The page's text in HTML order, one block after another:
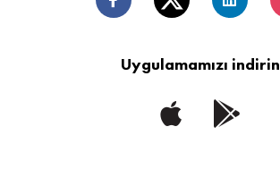
Uygulamamızı indirin